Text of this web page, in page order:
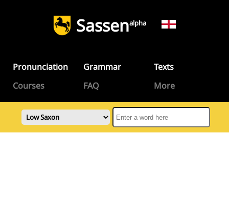
Sassenalpha
Pronunciation Grammar
Texts
Courses
FAQ More